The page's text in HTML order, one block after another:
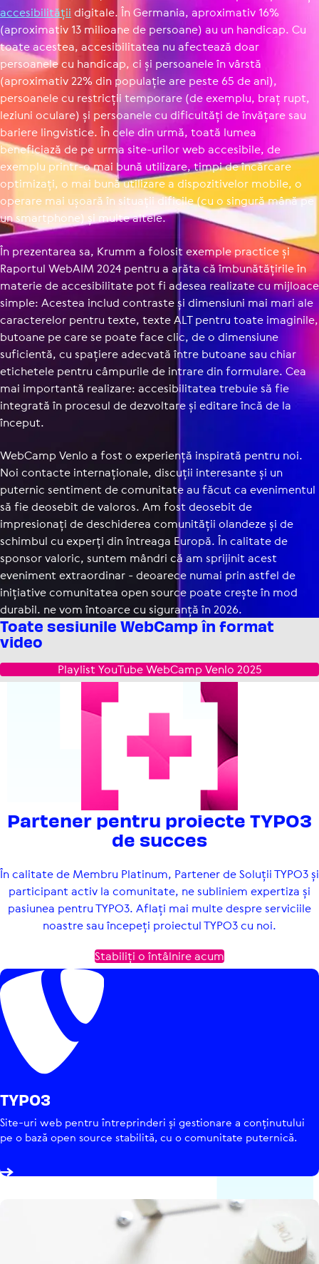
acce­si­bi­li­tății digitale. În Germania, aproximativ 16%
(aproximativ 13 milioane de persoane) au un handicap. Cu
toate acestea, acce­si­bi­li­tatea nu afectează doar
persoanele cu handicap, ci și persoanele în vârstă
(aproximativ 22% din populație are peste 65 de ani),
persoanele cu restricții temporare (de exemplu, braț rupt,
leziuni oculare) și persoanele cu dificultăți de învățare sau
bariere lingvistice. În cele din urmă, toată lumea
beneficiază de pe urma site-urilor web accesibile, de
exemplu printr-o mai bună utilizare, timpi de încărcare
optimizați, o mai bună utilizare a dispozitivelor mobile, o
operare mai ușoară în situații dificile (cu o singură mână pe
un smartphone) și multe altele.
În prezentarea sa, Krumm a folosit exemple practice și
Raportul WebAIM 2024 pentru a arăta că îmbunătățirile în
materie de accesibilitate pot fi adesea realizate cu mijloace
simple: Acestea includ contraste și dimensiuni mai mari ale
caracterelor pentru texte, texte ALT pentru toate imaginile,
butoane pe care se poate face clic, de o dimensiune
suficientă, cu spațiere adecvată între butoane sau chiar
etichetele pentru câmpurile de intrare din formulare. Cea
mai importantă realizare: acce­si­bi­li­tatea trebuie să fie
integrată în procesul de dezvoltare și editare încă de la
început.
WebCamp Venlo a fost o experiență inspirată pentru noi.
Noi contacte internaționale, discuții interesante și un
puternic sentiment de comunitate au făcut ca evenimentul
să fie deosebit de valoros. Am fost deosebit de
impresionați de deschiderea comunității olandeze și de
schimbul cu experți din întreaga Europă. În calitate de
sponsor valoric, suntem mândri că am sprijinit acest
eveniment extraordinar - deoarece numai prin astfel de
inițiative comunitatea open source poate crește în mod
durabil. ne vom întoarce cu siguranță în 2026.
Toate sesiunile WebCamp în format
video
Playlist YouTube WebCamp Venlo 2025
Partener pentru proiecte TYPO3
de succes
În calitate de Membru Platinum, Partener de Soluții TYPO3 și
participant activ la comunitate, ne subliniem expertiza și
pasiunea pentru TYPO3. Aflați mai multe despre serviciile
noastre sau începeți proiectul TYPO3 cu noi.
Stabiliți o întâlnire acum
TYPO3
Site-uri web pentru între­prin­deri și ges­tio­nare a con­ți­nu­tu­lui
pe o bază open source stabilită, cu o comu­ni­tate puternică.